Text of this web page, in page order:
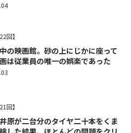
回】
の映画館。砂の上にじかに座って
は従業員の唯一の娯楽であった
回】
原が二台分のタイヤ二十本をくま